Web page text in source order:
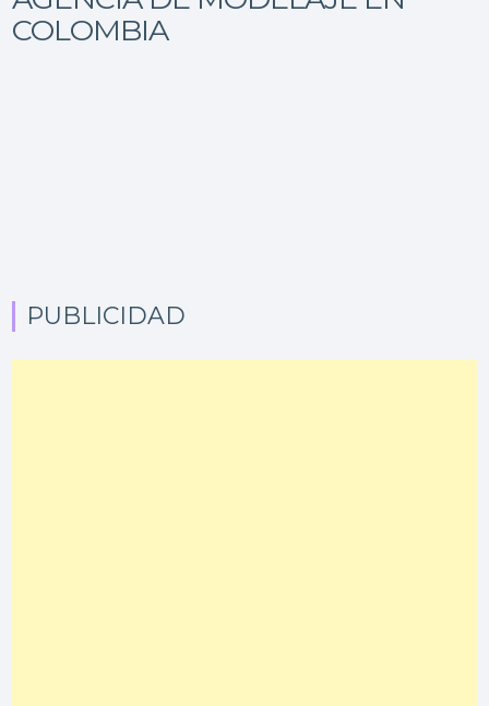
COLOMBIA
PUBLICIDAD